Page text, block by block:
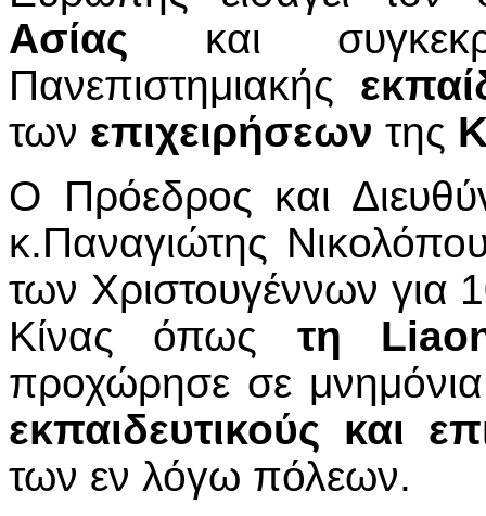
Ασίας και
Πανεπιστημιακής
των επιχειρήσεων της
Ο Πρόεδρος και
κ.Παναγιώτης
των Χριστουγέννων για
Κίνας όπως τη
προχώρησε σε
εκπαιδευτικούς και
των εν λόγω πόλεων.